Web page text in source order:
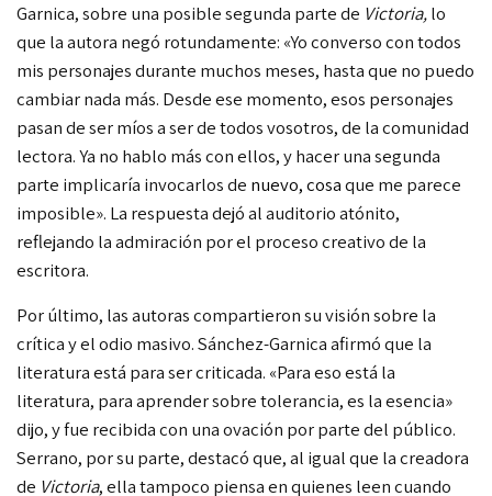
Garnica, sobre una posible segunda parte de Victoria,lo
que la autora negó rotundamente: «Yo converso con todos
mis personajes durante muchos meses, hasta que no puedo
cambiar nada más. Desde ese momento, esos personajes
pasan de ser míos a ser de todos vosotros, de la comunidad
lectora. Ya no hablo más con ellos, y hacer una segunda
parte implicaría invocarlos de nuevo,cosaque me parece
imposible». La respuesta dejó al auditorio atónito,
reflejando la admiración por el proceso creativo de la
escritora.
Por último, las autoras compartieron su visión sobre la
crítica y el odio masivo. Sánchez-Garnica afirmó que la
literatura está para ser criticada. «Para eso está la
literatura, para aprender sobre tolerancia, es la esencia»
dijo, y fue recibida con una ovación por parte del público.
Serrano, por su parte, destacó que, al igual que la creadora
de Victoria, ella tampoco piensa en quienes leen cuando